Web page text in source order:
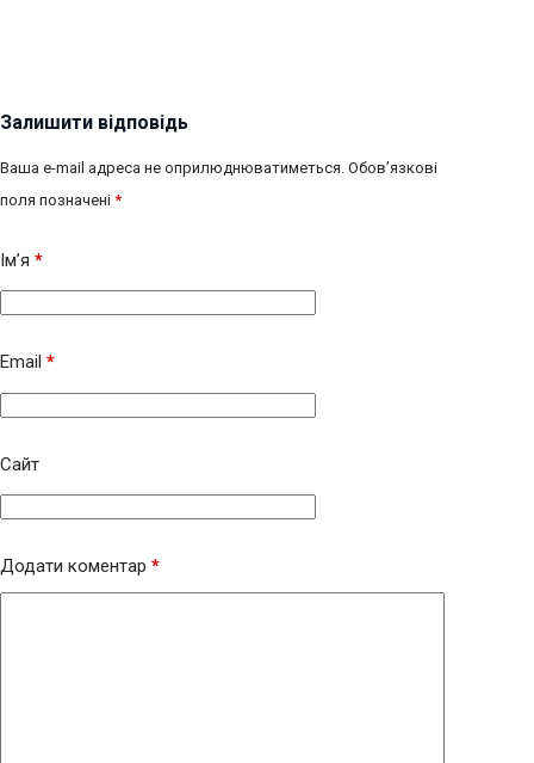
Залишити відповідь
Ваша e-mail адреса не оприлюднюватиметься. Обов’язкові
поля позначені *
Ім’я *
Email *
Сайт
Додати коментар *